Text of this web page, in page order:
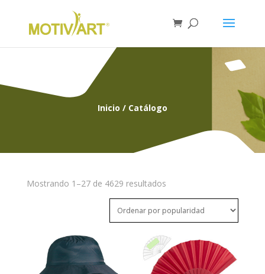
Inicio / Catálogo
Mostrando 1–27 de 4629 resultadosOrdenado
por
popularidad